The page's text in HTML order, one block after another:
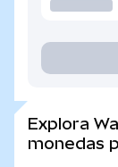
Explora
monedas